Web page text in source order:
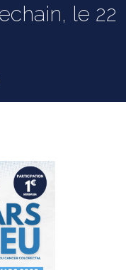
le 22